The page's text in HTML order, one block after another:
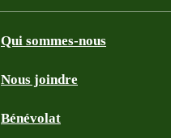
Qui sommes-nous
Nous joindre
Bénévolat